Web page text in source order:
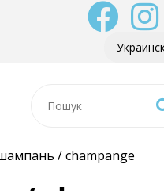
/ champange